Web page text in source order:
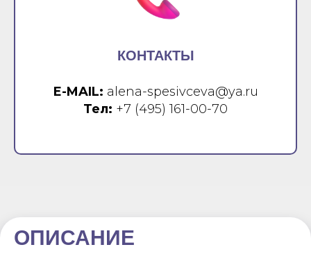
КОНТАКТЫ
E-MAIL: alena-spesivceva@ya.ru
Тел: +7 (495) 161-00-70
ОПИСАНИЕ